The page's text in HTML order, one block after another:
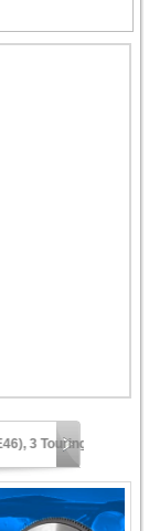
(E46), 3 Con